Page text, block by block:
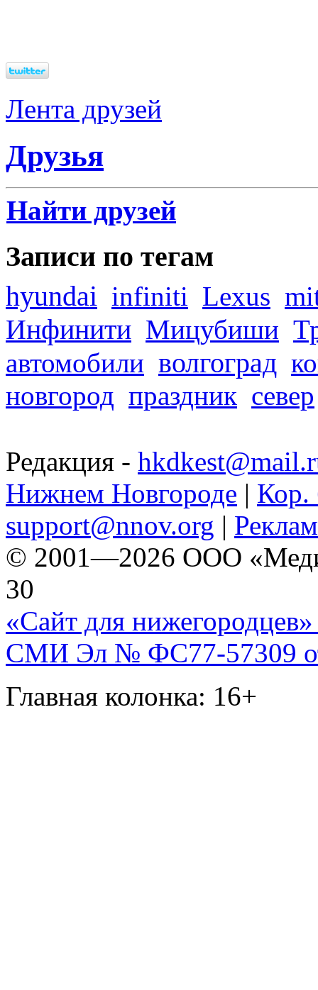
Лента друзей
Друзья
Найти друзей
Записи по тегам
hyundai infiniti Lexus
Инфинити Мицубиши
автомобили волгоград
новгород праздник север
Редакция -
Нижнем Новгороде | Кор.
support@nnov.org |
© 2001—2026 ООО
30
«Сайт для нижегородцев»
СМИ Эл № ФС77-57309
Главная колонка: 16+